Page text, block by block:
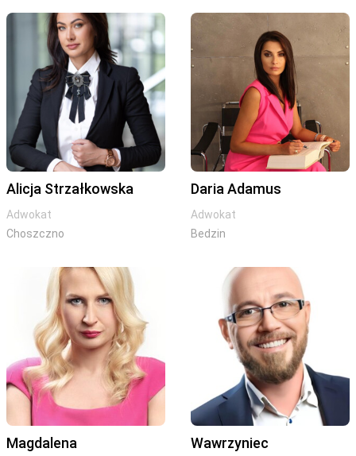
Alicja Strzałkowska
Adwokat
Choszczno
Daria Adamus
Adwokat
Bedzin
Magdalena
Wawrzyniec